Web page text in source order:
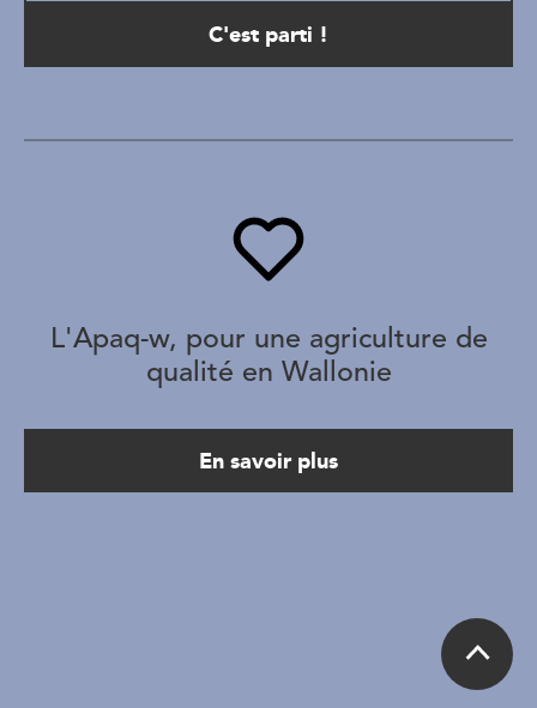
L'Apaq-w, pour une agriculture de
qualité en Wallonie
En savoir plus